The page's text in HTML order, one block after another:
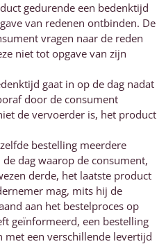
gedurende een bedenktijd
van redenen ontbinden. De
vragen naar de reden
niet tot opgave van zijn
gaat in op de dag nadat
door de consument
de vervoerder is, het product
bestelling meerdere
dag waarop de consument,
derde, het laatste product
mag, mits hij de
aan het bestelproces op
geïnformeerd, een bestelling
met een verschillende levertijd